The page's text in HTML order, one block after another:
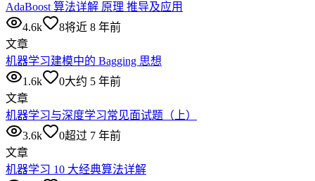
AdaBoost 算法详解 原理 推导及应用
4.6k
8将近 8 年前
文章
机器学习建模中的 Bagging 思想
1.6k
0大约 5 年前
文章
机器学习与深度学习常见面试题（上）
3.6k
0超过 7 年前
文章
机器学习 10 大经典算法详解